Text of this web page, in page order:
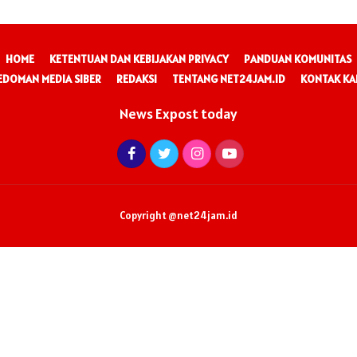
HOME KETENTUAN DAN KEBIJAKAN PRIVACY
PANDUAN KOMUNITAS
MEDIA SIBER
REDAKSI TENTANG NET24JAM.ID KONTAK
News Expost today
Copyright @net24jam.id